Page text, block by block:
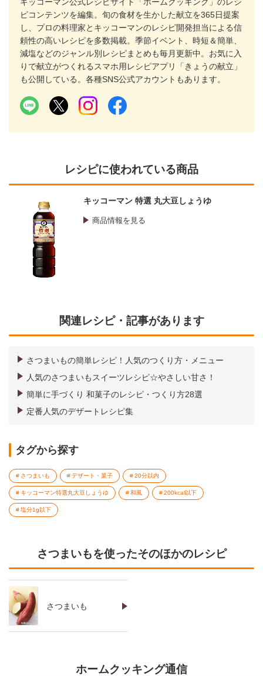
ピコンテンツを編集。旬の食材を生かした献立を365日提案
し、プロの料理家とキッコーマンのレシピ開発担当による信
頼性の高いレシピを多数掲載。季節イベント、時短＆簡単、
減塩などのジャンル別レシピまとめも毎月更新中。お気に入
りで献立がつくれるスマホ用レシピアプリ「きょうの献立」
も公開している。各種SNS公式アカウントもあります。
レシピに使われている商品
キッコーマン 特選 丸大豆しょうゆ
商品情報を見る
関連レシピ・記事があります
さつまいもの簡単レシピ！人気のつくり方・メニュー
人気のさつまいもスイーツレシピ☆やさしい甘さ！
簡単に手づくり 和菓子のレシピ・つくり方28選
定番人気のデザートレシピ集
タグから探す
さつまいも デザート・菓子 20分以内
キッコーマン特選丸大豆しょうゆ 和風 200kcal以下
塩分1g以下
さつまいもを使ったそのほかのレシピ
さつまいも
ホームクッキング通信